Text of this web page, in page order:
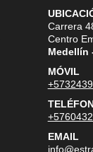
Carrera
Centro
Medellín
MÓVIL
EMAIL